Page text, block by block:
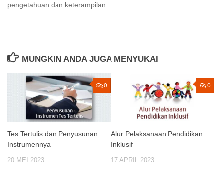
pengetahuan dan keterampilan
MUNGKIN ANDA JUGA MENYUKAI
0
Tes Tertulis dan Penyusunan
Instrumennya
20 MEI 2023
0
Alur Pelaksanaan Pendidikan
Inklusif
17 APRIL 2023